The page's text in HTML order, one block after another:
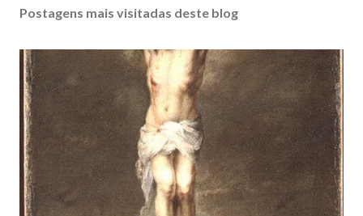
Postagens mais visitadas deste blog